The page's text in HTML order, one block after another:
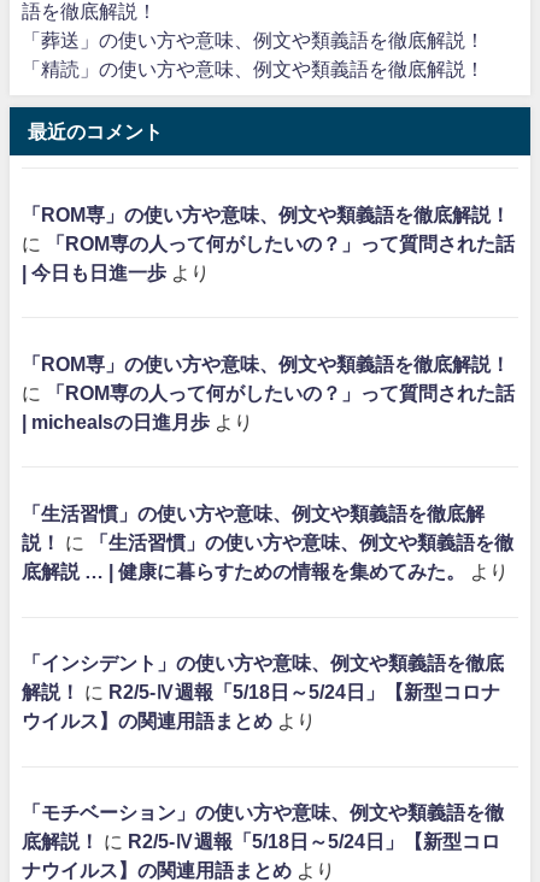
語を徹底解説！
「葬送」の使い方や意味、例文や類義語を徹底解説！
「精読」の使い方や意味、例文や類義語を徹底解説！
最近のコメント
「ROM専」の使い方や意味、例文や類義語を徹底解説！
に
「ROM専の人って何がしたいの？」って質問された話
| 今日も日進一歩 より
「ROM専」の使い方や意味、例文や類義語を徹底解説！
に
「ROM専の人って何がしたいの？」って質問された話
| michealsの日進月歩 より
「生活習慣」の使い方や意味、例文や類義語を徹底解
説！
に
「生活習慣」の使い方や意味、例文や類義語を徹
底解説 … | 健康に暮らすための情報を集めてみた。
より
「インシデント」の使い方や意味、例文や類義語を徹底
解説！
に R2/5-Ⅳ週報「5/18日～5/24日」【新型コロナ
ウイルス】の関連用語まとめ より
「モチベーション」の使い方や意味、例文や類義語を徹
底解説！
に R2/5-Ⅳ週報「5/18日～5/24日」【新型コロ
ナウイルス】の関連用語まとめ より